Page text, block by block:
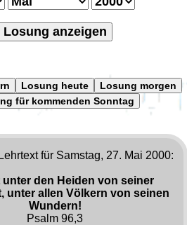
Losung anzeigen
Losung heute
Losung morgen
für kommenden Sonntag
für Samstag, 27. Mai 2000:
unter den Heiden von seiner
unter allen Völkern von seinen
Wundern!
Psalm 96,3